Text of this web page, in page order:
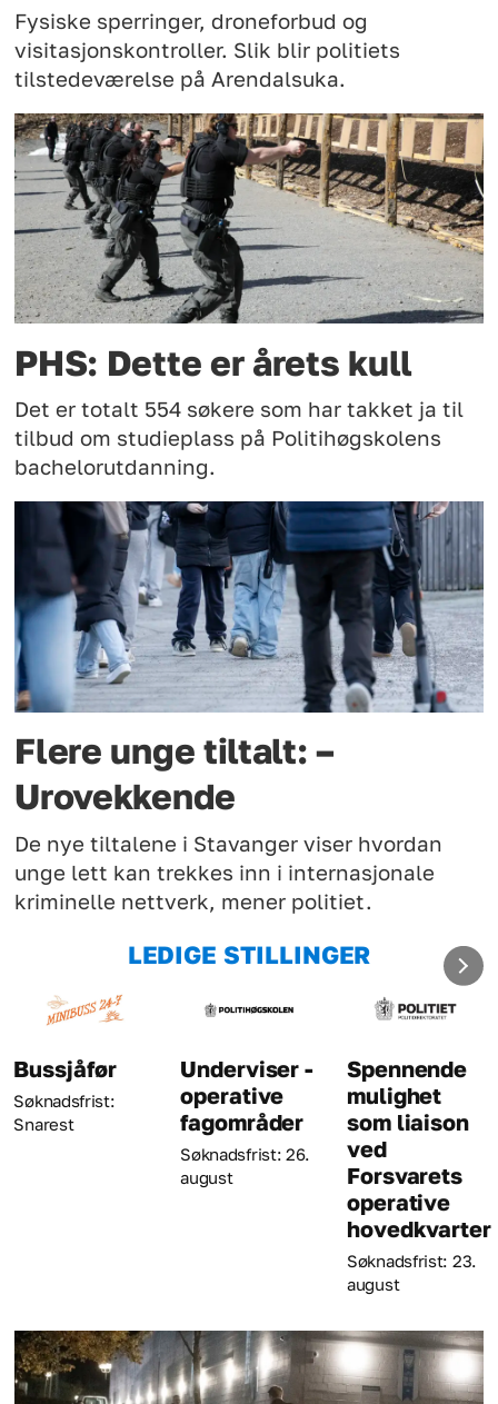
Fysiske sperringer, droneforbud og
visitasjonskontroller. Slik blir politiets
tilstedeværelse på Arendalsuka.
PHS: Dette er årets kull
Det er totalt 554 søkere som har takket ja til
tilbud om studieplass på Politihøgskolens
bachelorutdanning.
Flere unge tiltalt: –
Urovekkende
De nye tiltalene i Stavanger viser hvordan
unge lett kan trekkes inn i internasjonale
kriminelle nettverk, mener politiet.
LEDIGE STILLINGER
Underviser -
operative
fagområder
Søknadsfrist: 26.
august
Spennende
mulighet
som liaison
ved
Forsvarets
operative
hovedkvarter
Søknadsfrist: 23.
august